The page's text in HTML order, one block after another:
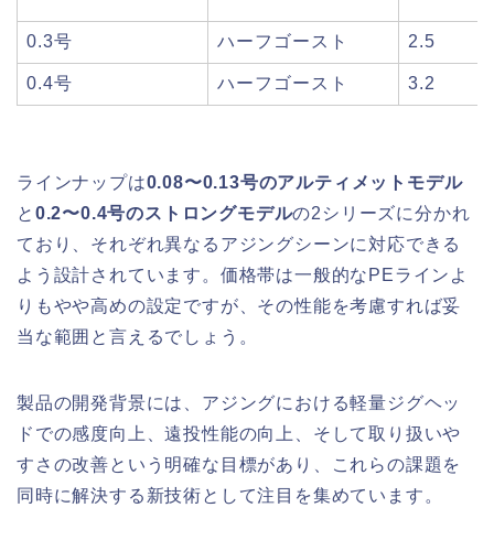
0.3号 ハーフゴースト 2.5
0.4号 ハーフゴースト 3.2
ラインナップは0.08〜0.13号のアルティメットモデル
と 0.2〜0.4号のストロングモデルの2シリーズに分かれ
ており、それぞれ異なるアジングシーンに対応できる
よう設計されています。価格帯は一般的なPEラインよ
りもやや高めの設定ですが、その性能を考慮すれば妥
当な範囲と言えるでしょう。
製品の開発背景には、アジングにおける軽量ジグヘッ
ドでの感度向上、遠投性能の向上、そして取り扱いや
すさの改善という明確な目標があり、これらの課題を
同時に解決する新技術として注目を集めています。